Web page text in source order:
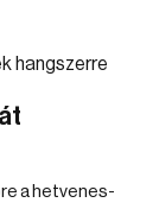
a hetvenes-